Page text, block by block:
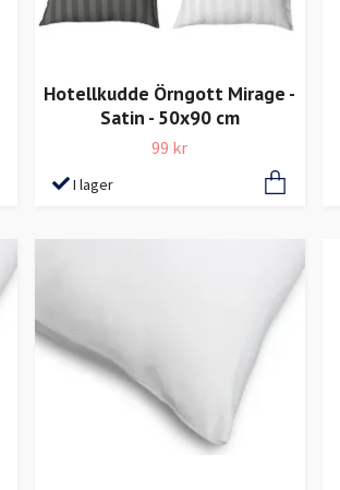
Hotellkudde Örngott Mirage -
Satin - 50x90 cm
99 kr
I lager